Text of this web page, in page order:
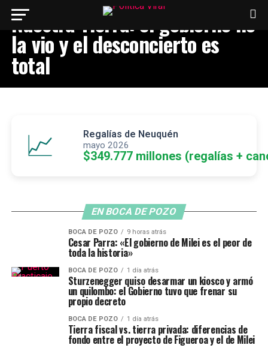
Nuestra Tierra: el gobierno no
la vio y el desconcierto es
total
📈 Regalías de Neuquén
mayo 2026
$349.777 millones (regalías +
EN BOCA DE POZO
BOCA DE POZO 9 horas atrás
Cesar Parra: «El gobierno de Milei es el peor de
toda la historia»
BOCA DE POZO 1 día atrás
Sturzenegger quiso desarmar un kiosco y armó
un quilombo: el Gobierno tuvo que frenar su
propio decreto
BOCA DE POZO 1 día atrás
Tierra fiscal vs. tierra privada: diferencias de
fondo entre el proyecto de Figueroa y el de Milei